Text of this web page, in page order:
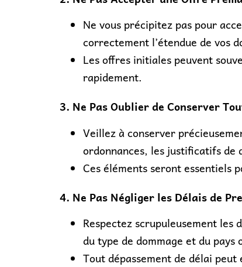
Ne vous précipitez pas pour
correctement l’étendue de vos
Les offres initiales peuvent
rapidement.
3. Ne Pas Oublier de Conserver
Veillez à conserver
ordonnances, les justificatifs de
Ces éléments seront essentiels
4. Ne Pas Négliger les Délais de
Respectez scrupuleusement
du type de dommage et du pays
Tout dépassement de délai